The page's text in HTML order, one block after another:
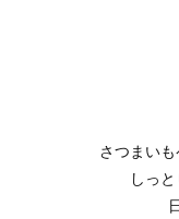
さつまいも
しっ